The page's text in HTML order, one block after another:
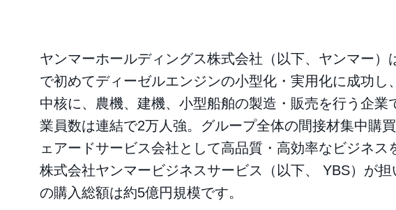
ヤンマーホールディングス株式会社（以下、ヤンマー）
で初めてディーゼルエンジンの小型化・実用化に成功し
中核に、農機、建機、小型船舶の製造・販売を行う企業
業員数は連結で2万人強。グループ全体の間接材集中購
ェアードサービス会社として高品質・高効率なビジネス
株式会社ヤンマービジネスサービス（以下、 YBS）が担
の購入総額は約5億円規模です。